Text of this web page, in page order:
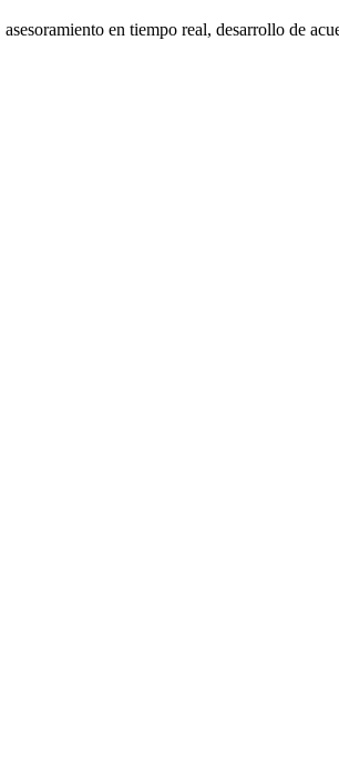
en tiempo real, desarrollo de